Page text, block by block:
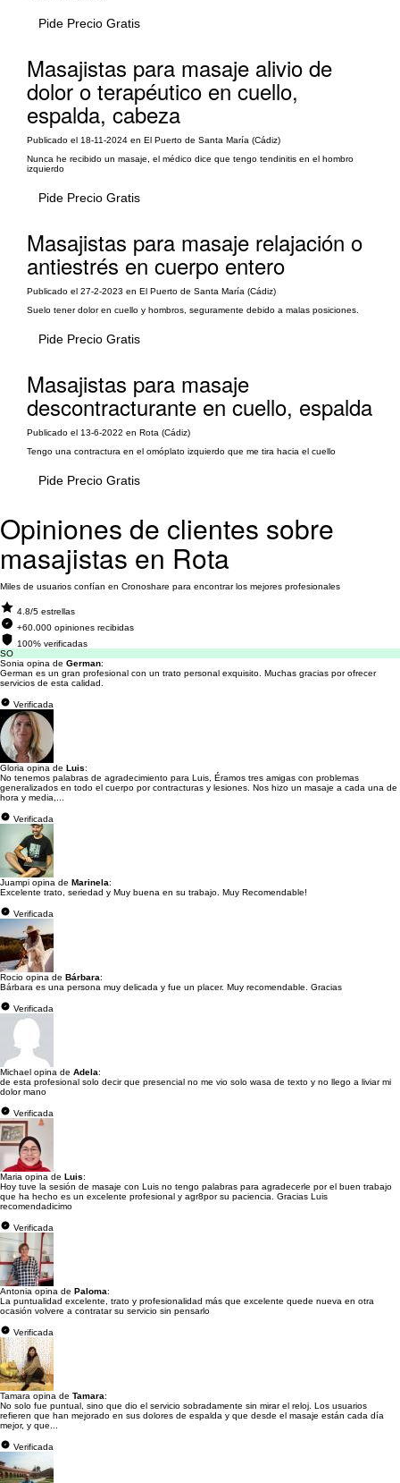
Pide Precio Gratis
Masajistas para masaje alivio de
dolor o terapéutico en cuello,
espalda, cabeza
Publicado el 18-11-2024 en El Puerto de Santa María (Cádiz)
Nunca he recibido un masaje, el médico dice que tengo tendinitis en el hombro
izquierdo
Pide Precio Gratis
Masajistas para masaje relajación o
antiestrés en cuerpo entero
Publicado el 27-2-2023 en El Puerto de Santa María (Cádiz)
Suelo tener dolor en cuello y hombros, seguramente debido a malas posiciones.
Pide Precio Gratis
Masajistas para masaje
descontracturante en cuello, espalda
Publicado el 13-6-2022 en Rota (Cádiz)
Tengo una contractura en el omóplato izquierdo que me tira hacia el cuello
Pide Precio Gratis
Opiniones de clientes sobre
masajistas en Rota
Miles de usuarios confían en Cronoshare para encontrar los mejores profesionales
4.8/5 estrellas
+60.000 opiniones recibidas
100% verificadas
SO
Sonia opina de German:
German es un gran profesional con un trato personal exquisito. Muchas gracias por ofrecer
servicios de esta calidad.
Verificada
Gloria opina de Luis:
No tenemos palabras de agradecimiento para Luis, Éramos tres amigas con problemas
generalizados en todo el cuerpo por contracturas y lesiones. Nos hizo un masaje a cada una de
hora y media,...
Verificada
Juampi opina de Marinela:
Excelente trato, seriedad y Muy buena en su trabajo. Muy Recomendable!
Verificada
Rocio opina de Bárbara:
Bárbara es una persona muy delicada y fue un placer. Muy recomendable. Gracias
Verificada
Michael opina de Adela:
de esta profesional solo decir que presencial no me vio solo wasa de texto y no llego a liviar mi
dolor mano
Verificada
Maria opina de Luis:
Hoy tuve la sesión de masaje con Luis no tengo palabras para agradecerle por el buen trabajo
que ha hecho es un excelente profesional y agr8por su paciencia. Gracias Luis
recomendadicimo
Verificada
Antonia opina de Paloma:
La puntualidad excelente, trato y profesionalidad más que excelente quede nueva en otra
ocasión volvere a contratar su servicio sin pensarlo
Verificada
Tamara opina de Tamara:
No solo fue puntual, sino que dio el servicio sobradamente sin mirar el reloj. Los usuarios
refieren que han mejorado en sus dolores de espalda y que desde el masaje están cada día
mejor, y que...
Verificada